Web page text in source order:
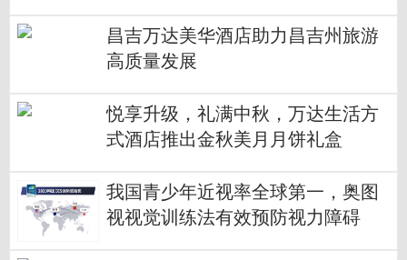
昌吉万达美华酒店助力昌吉州旅游
高质量发展
悦享升级，礼满中秋，万达生活方
式酒店推出金秋美月月饼礼盒
我国青少年近视率全球第一，奥图
视视觉训练法有效预防视力障碍